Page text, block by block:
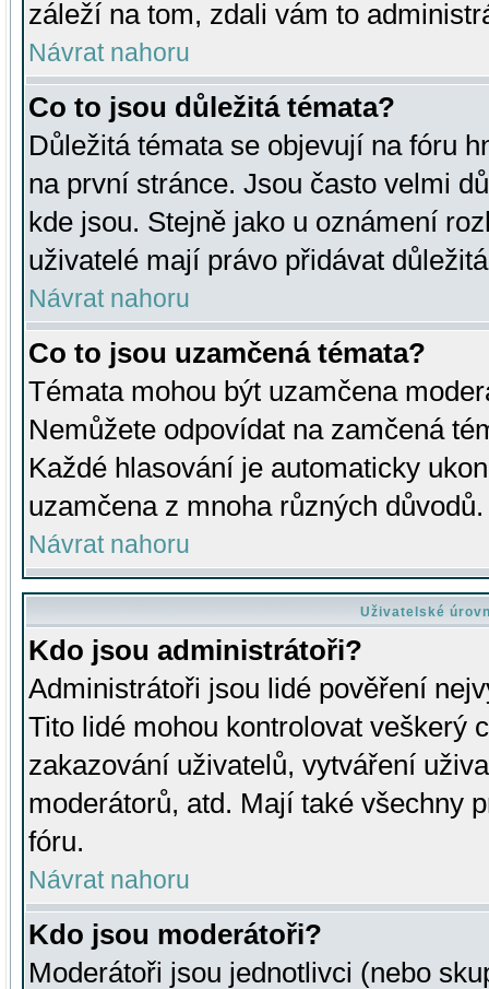
záleží na tom, zdali vám to
Návrat nahoru
Co to jsou důležitá témata?
Důležitá témata se objevují na fóru
na první stránce. Jsou často velmi
kde jsou. Stejně jako u oznámení
uživatelé mají právo přidávat
Návrat nahoru
Co to jsou uzamčená témata?
Témata mohou být uzamčena
Nemůžete odpovídat na zamčená
Každé hlasování je automaticky
uzamčena z mnoha různých důvodů.
Návrat nahoru
Uživatelské
Kdo jsou administrátoři?
Administrátoři jsou lidé pověření
Tito lidé mohou kontrolovat veškerý
zakazování uživatelů, vytváření
moderátorů, atd. Mají také všechny
fóru.
Návrat nahoru
Kdo jsou moderátoři?
Moderátoři jsou jednotlivci (nebo